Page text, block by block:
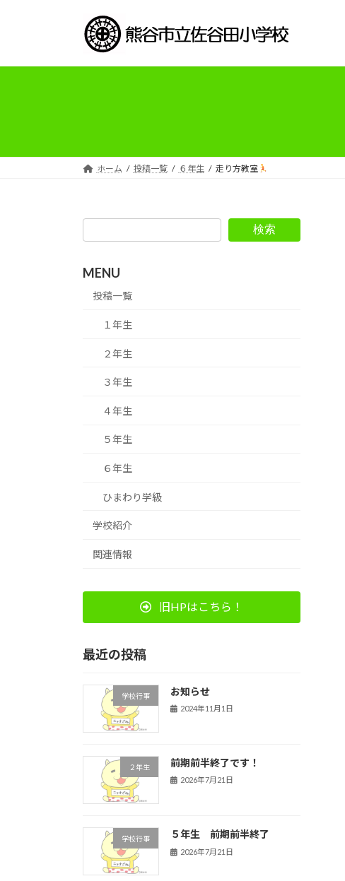
プ
動
ホーム 投稿一覧 ６年生 走り方教室
検索
MENU
投稿一覧
１年生
２年生
３年生
４年生
５年生
６年生
ひまわり学級
学校紹介
関連情報
旧HPはこちら！
最近の投稿
学校行事 お知らせ
2024年11月1日
２年生 前期前半終了です！
2026年7月21日
学校行事 ５年生 前期前半終了
2026年7月21日